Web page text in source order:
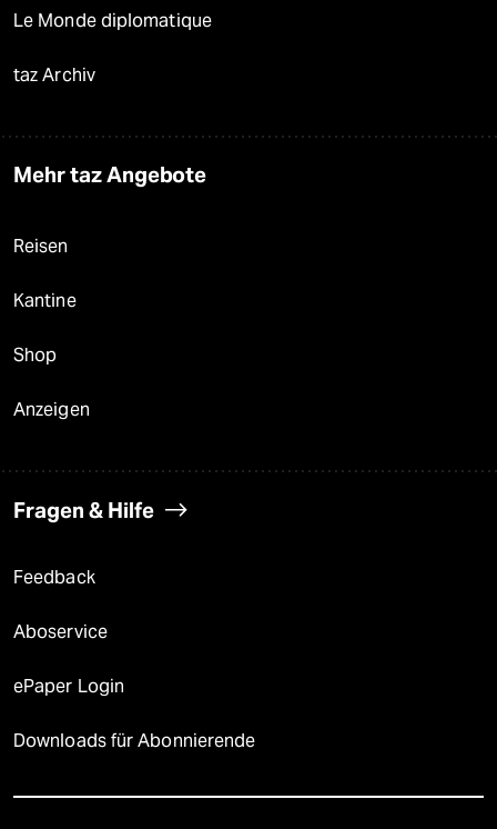
Le Monde diplomatique
taz Archiv
Mehr taz Angebote
Reisen
Kantine
Shop
Anzeigen
Fragen & Hilfe
Feedback
Aboservice
ePaper Login
Downloads für Abonnierende